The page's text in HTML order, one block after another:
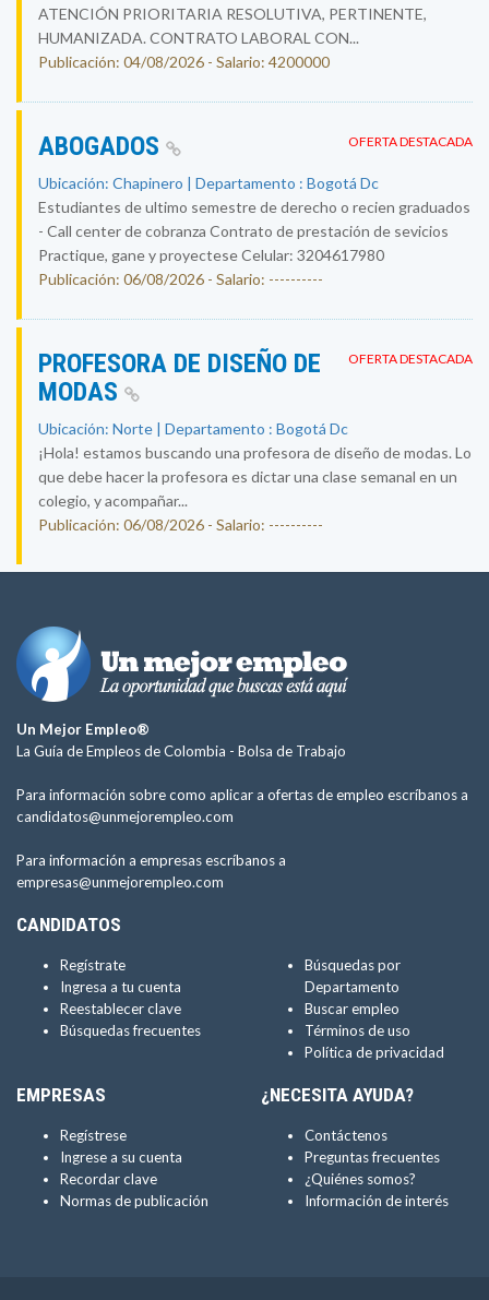
ATENCIÓN PRIORITARIA RESOLUTIVA, PERTINENTE,
HUMANIZADA. CONTRATO LABORAL CON...
Publicación: 04/08/2026 - Salario: 4200000
OFERTA DESTACADA
ABOGADOS
Ubicación: Chapinero | Departamento : Bogotá Dc
Estudiantes de ultimo semestre de derecho o recien graduados
- Call center de cobranza Contrato de prestación de sevicios
Practique, gane y proyectese Celular: 3204617980
Publicación: 06/08/2026 - Salario: ----------
OFERTA DESTACADA
PROFESORA DE DISEÑO DE
MODAS
Ubicación: Norte | Departamento : Bogotá Dc
¡Hola! estamos buscando una profesora de diseño de modas. Lo
que debe hacer la profesora es dictar una clase semanal en un
colegio, y acompañar...
Publicación: 06/08/2026 - Salario: ----------
Un Mejor Empleo®
La Guía de Empleos de Colombia - Bolsa de Trabajo
Para información sobre como aplicar a ofertas de empleo escríbanos a
candidatos@unmejorempleo.com
Para información a empresas escríbanos a
empresas@unmejorempleo.com
CANDIDATOS
Regístrate
Ingresa a tu cuenta
Reestablecer clave
Búsquedas frecuentes
Búsquedas por
Departamento
Buscar empleo
Términos de uso
Política de privacidad
EMPRESAS
Regístrese
Ingrese a su cuenta
Recordar clave
Normas de publicación
¿NECESITA AYUDA?
Contáctenos
Preguntas frecuentes
¿Quiénes somos?
Información de interés